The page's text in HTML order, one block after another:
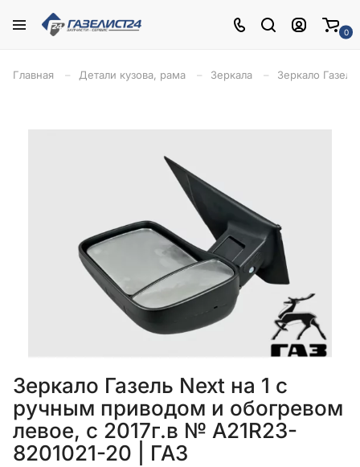
0
Главная Детали кузова, рама Зеркала Зеркало
Зеркало Газель Next на 1 с
ручным приводом и обогревом
левое, с 2017г.в № A21R23-
8201021-20 | ГАЗ